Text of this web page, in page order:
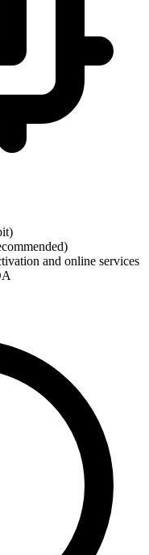
and online services